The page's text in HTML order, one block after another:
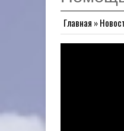
Главная »